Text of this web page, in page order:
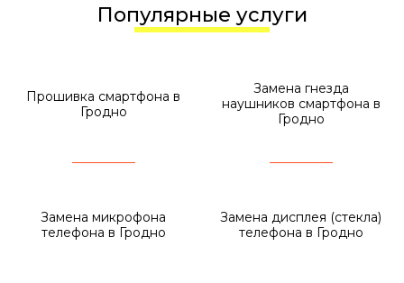
Популярные услуги
Прошивка смартфона в
Гродно
Замена гнезда
наушников смартфона в
Гродно
Замена микрофона
телефона в Гродно
Замена дисплея (стекла)
телефона в Гродно